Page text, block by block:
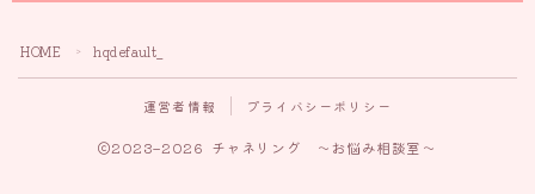
HOME ＞ hqdefault_
運営者情報 プライバシーポリシー
2023–2026 チャネリング ～お悩み相談室～